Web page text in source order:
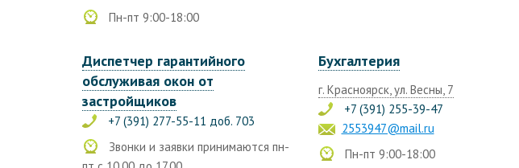
Пн-пт 9:00-18:00
Диспетчер гарантийного
обслуживая окон от
застройщиков
+7 (391) 277-55-11 доб. 703
Звонки и заявки принимаются пн-
Бухгалтерия
г. Красноярск, ул. Весны, 7
+7 (391) 255-39-47
2553947@mail.ru
Пн-пт 9:00-18:00